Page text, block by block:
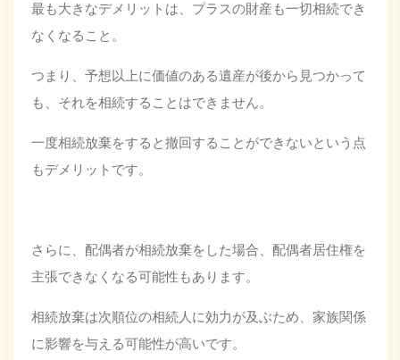
最も大きなデメリットは、プラスの財産も一切相続でき
なくなること。
つまり、予想以上に価値のある遺産が後から見つかって
も、それを相続することはできません。
一度相続放棄をすると撤回することができないという点
もデメリットです。
さらに、配偶者が相続放棄をした場合、配偶者居住権を
主張できなくなる可能性もあります。
相続放棄は次順位の相続人に効力が及ぶため、家族関係
に影響を与える可能性が高いです。